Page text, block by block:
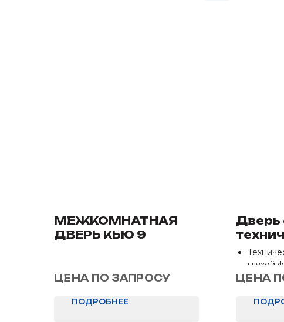
МЕЖКОМНАТНАЯ
ДВЕРЬ КЬЮ 9
ЦЕНА ПО ЗАПРОСУ
ПОДРОБНЕЕ
Дверь
глухой
ЦЕНА